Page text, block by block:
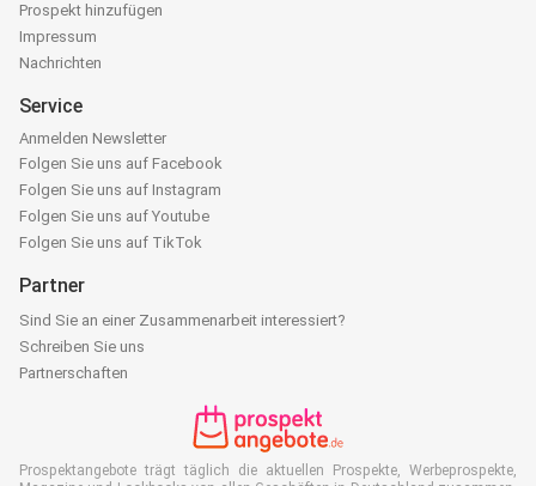
Prospekt hinzufügen
Impressum
Nachrichten
Service
Anmelden Newsletter
Folgen Sie uns auf Facebook
Folgen Sie uns auf Instagram
Folgen Sie uns auf Youtube
Folgen Sie uns auf TikTok
Partner
Sind Sie an einer Zusammenarbeit interessiert?
Schreiben Sie uns
Partnerschaften
Prospektangebote trägt täglich die aktuellen Prospekte, Werbeprospekte,